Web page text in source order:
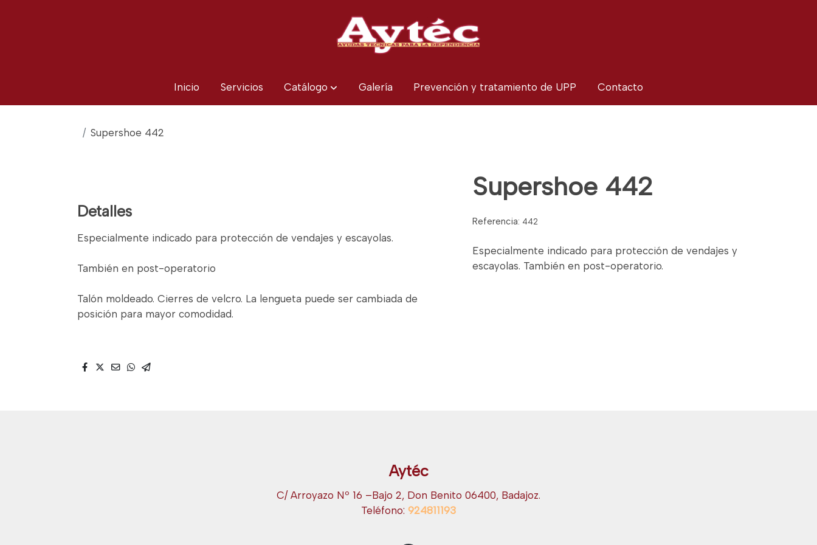
Inicio Servicios Catálogo Galería Prevención y tratamiento de UPP Contacto
Supershoe 442
Detalles
Especialmente indicado para protección de vendajes y escayolas.
También en post-operatorio
Talón moldeado. Cierres de velcro. La lengueta puede ser cambiada de
posición para mayor comodidad.
Supershoe 442
Referencia: 442
Especialmente indicado para protección de vendajes y
escayolas. También en post-operatorio.
Aytéc
C/ Arroyazo Nº 16 –Bajo 2, Don Benito 06400, Badajoz.
Teléfono: 924811193